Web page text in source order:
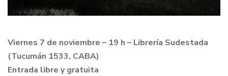
Viernes 7 de noviembre – 19 h – Librería Sudestada
(Tucumán 1533, CABA)
Entrada libre y gratuita